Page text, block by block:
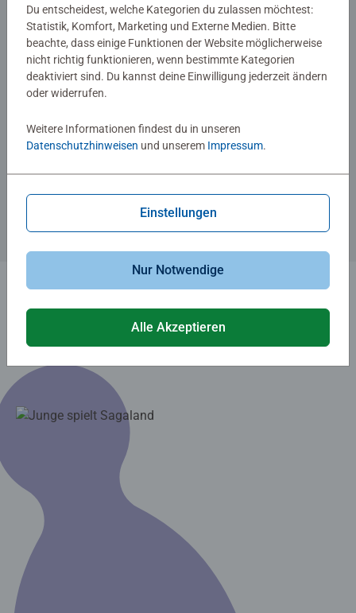
Price
CHF 7.65
Club
CHF 9.00
CHF 7.65
Club
Du entscheidest, welche Kategorien du zulassen möchtest:
Statistik, Komfort, Marketing und Externe Medien. Bitte
beachte, dass einige Funktionen der Website möglicherweise
nicht richtig funktionieren, wenn bestimmte Kategorien
deaktiviert sind. Du kannst deine Einwilligung jederzeit ändern
oder widerrufen.
Weitere Informationen findest du in unseren
Datenschutzhinweisen und unserem Impressum.
Einstellungen
Nur Notwendige
Alle Akzeptieren